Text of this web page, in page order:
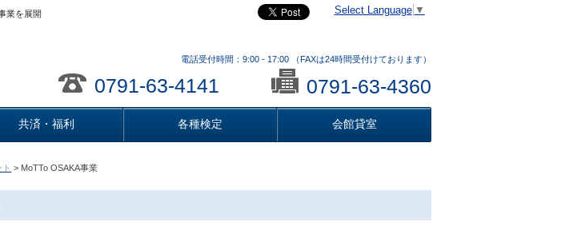
業を展開
Select Language ▼
電話受付時間：9:00 - 17:00 （FAXは24時間受付けております）
0791-63-4141 0791-63-4360
共済・福利 各種検定 会館貸室
> MoTTo OSAKA事業